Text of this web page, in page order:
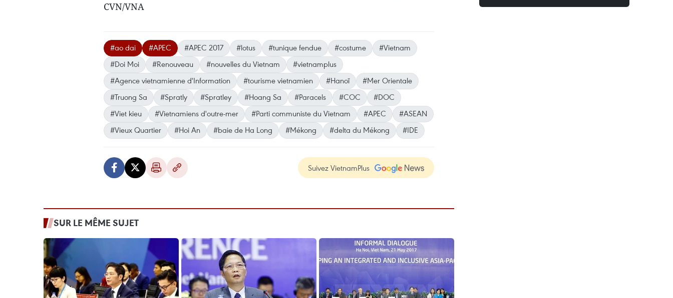
CVN/VNA
#ao dai #APEC #APEC 2017 #lotus #tunique fendue #costume
#Vietnam
#Doi Moi
#Renouveau #nouvelles du Vietnam
#vietnamplus
#Agence vietnamienne d'Information
#tourisme vietnamien #Hanoï
#Mer Orientale
#Truong Sa
#Spratly #Spratley #Hoang Sa #Paracels #COC
#DOC
#Viet kieu
#Vietnamiens d'outre-mer #Parti communiste du Vietnam #APEC
#ASEAN
#Vieux Quartier
#Hoi An #baie de Ha Long #Mékong #delta du Mékong #IDE
Suivez VietnamPlus
SUR LE MÊME SUJET